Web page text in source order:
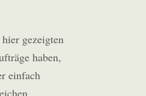
gezeigten
haben,
einfach